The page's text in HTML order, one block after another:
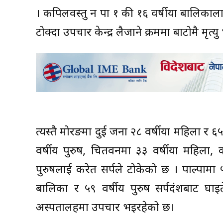
। कपिलवस्तु न पा १ की १६ वर्षीया
टोक्दा उपचार केन्द्र लैजाने क्रममा बाटोमै
त्यस्तै मोरङमा दुई जना २८ वर्षीया महिला र
वर्षीय पुरुष, चितवनमा ३३ वर्षीया महिला,
पुरुषलाई करेत सर्पले टोकेको छ । पाल्पामा
बालिका र ५९ वर्षीय पुरुष सर्पदंशबाट
अस्पतालहरूमा उपचार भइरहेको छ।